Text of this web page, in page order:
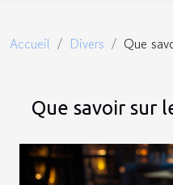
Accueil Divers Que
Que savoir sur